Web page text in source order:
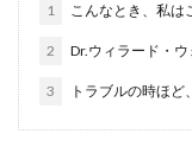
1 こんなとき、私は
2 Dr.ウィラード・
3 トラブルの時ほど